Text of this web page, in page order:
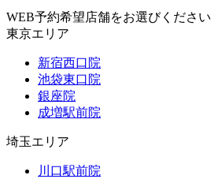
WEB予約希望店舗をお選びください
東京エリア
新宿西口院
池袋東口院
銀座院
成増駅前院
埼玉エリア
川口駅前院